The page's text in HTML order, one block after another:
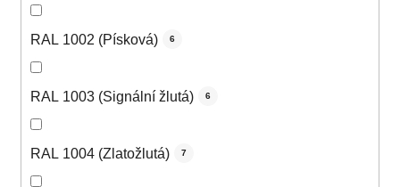
RAL 1002 (Písková) 6
RAL 1003 (Signální žlutá) 6
RAL 1004 (Zlatožlutá) 7